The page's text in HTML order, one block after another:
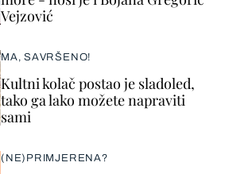
Vejzović
MA, SAVRŠENO!
Kultni kolač postao je sladoled,
tako ga lako možete napraviti
sami
(NE)PRIMJERENA?